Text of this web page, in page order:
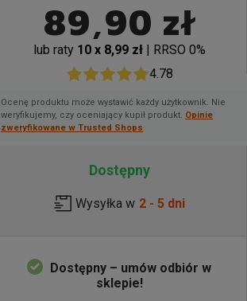
89,90 zł
lub raty 10 x 8,99 zł | RRSO 0%
4.78
Ocenę produktu może wystawić każdy użytkownik. Nie
weryfikujemy, czy oceniający kupił produkt. Opinie
zweryfikowane w Trusted Shops
Dostępny
Wysyłka w 2 - 5 dni
Dostępny – umów odbiór w
sklepie!